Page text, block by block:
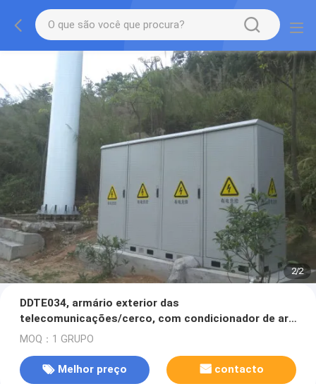
2/2
DDTE034, armário exterior das
telecomunicações/cerco, com condicionador de ar,
19" cremalheira, para a estação base
MOQ：1 GRUPO
Melhor preço contacto